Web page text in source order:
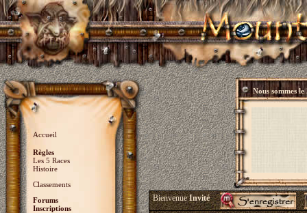
Accueil
Règles
Les 5 Races
Histoire
Classements
Forums
Inscriptions
Nous sommes le
BienvenueInvité